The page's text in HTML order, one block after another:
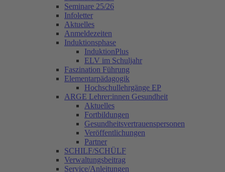
Seminare 25/26
Infoletter
Aktuelles
Anmeldezeiten
Induktionsphase
InduktionPlus
ELV im Schuljahr
Faszination Führung
Elementarpädagogik
Hochschullehrgänge EP
ARGE Lehrer:innen Gesundheit
Aktuelles
Fortbildungen
Gesundheitsvertrauenspersonen
Veröffentlichungen
Partner
SCHILF/SCHÜLF
Verwaltungsbeitrag
Service/Anleitungen